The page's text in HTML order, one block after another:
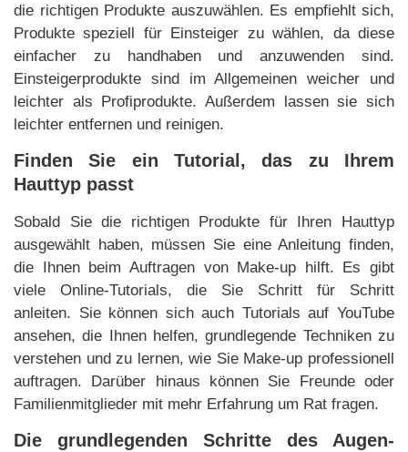
die richtigen Produkte auszuwählen. Es empfiehlt sich,
Produkte speziell für Einsteiger zu wählen, da diese
einfacher zu handhaben und anzuwenden sind.
Einsteigerprodukte sind im Allgemeinen weicher und
leichter als Profiprodukte. Außerdem lassen sie sich
leichter entfernen und reinigen.
Finden Sie ein Tutorial, das zu Ihrem
Hauttyp passt
Sobald Sie die richtigen Produkte für Ihren Hauttyp
ausgewählt haben, müssen Sie eine Anleitung finden,
die Ihnen beim Auftragen von Make-up hilft. Es gibt
viele Online-Tutorials, die Sie Schritt für Schritt
anleiten. Sie können sich auch Tutorials auf YouTube
ansehen, die Ihnen helfen, grundlegende Techniken zu
verstehen und zu lernen, wie Sie Make-up professionell
auftragen. Darüber hinaus können Sie Freunde oder
Familienmitglieder mit mehr Erfahrung um Rat fragen.
Die grundlegenden Schritte des Augen-